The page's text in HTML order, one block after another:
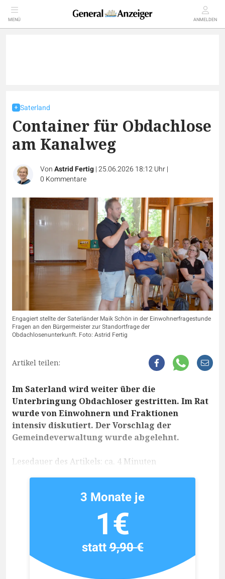
MENÜ ANMELDEN
Saterland
Container für Obdachlose
am Kanalweg
VonAstrid Fertig|25.06.2026 18:12 Uhr|
0 Kommentare
Engagiert stellte der Saterländer Maik Schön in der Einwohnerfragestunde
Fragen an den Bürgermeister zur Standortfrage der
Obdachlosenunterkunft. Foto: Astrid Fertig
Artikel teilen:
Im Saterland wird weiter über die
Unterbringung Obdachloser gestritten. Im Rat
wurde von Einwohnern und Fraktionen
intensiv diskutiert. Der Vorschlag der
Gemeindeverwaltung wurde abgelehnt.
Lesedauer des Artikels: ca. 4 Minuten
3 Monate je
1€
statt9,90 €